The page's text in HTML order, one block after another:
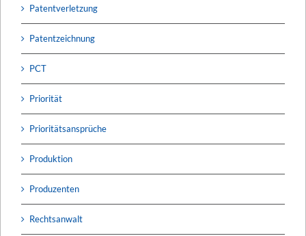
Patentverletzung
Patentzeichnung
PCT
Priorität
Prioritätsansprüche
Produktion
Produzenten
Rechtsanwalt